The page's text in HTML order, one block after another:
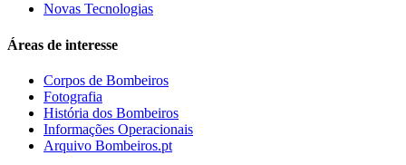
Novas Tecnologias
Áreas de interesse
Corpos de Bombeiros
Fotografia
História dos Bombeiros
Informações Operacionais
Arquivo Bombeiros.pt